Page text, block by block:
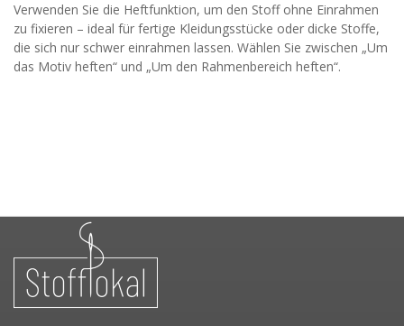
Verwenden Sie die Heftfunktion, um den Stoff ohne Einrahmen
zu fixieren – ideal für fertige Kleidungsstücke oder dicke Stoffe,
die sich nur schwer einrahmen lassen. Wählen Sie zwischen „Um
das Motiv heften“ und „Um den Rahmenbereich heften“.